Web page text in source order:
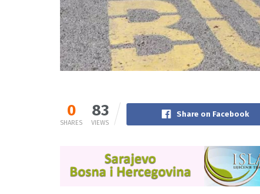
0
SHARES
83
VIEWS
Share on Facebook